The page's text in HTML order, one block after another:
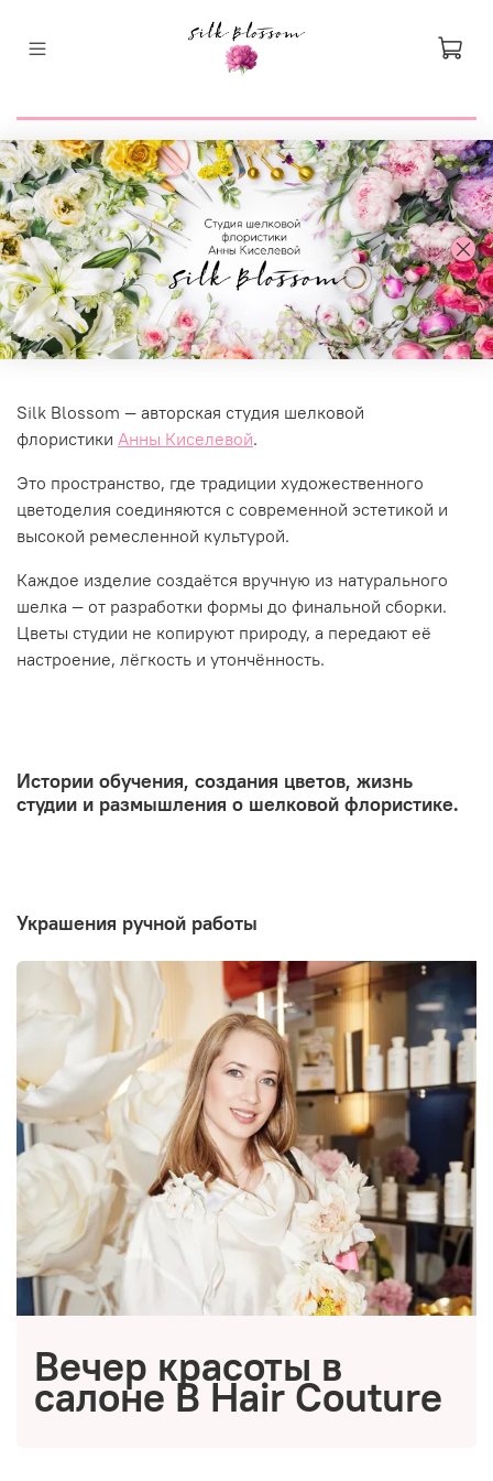
Silk Blossom — авторская студия шелковой
флористики Анны Киселевой.
Это пространство, где традиции художественного
цветоделия соединяются с современной эстетикой и
высокой ремесленной культурой.
Каждое изделие создаётся вручную из натурального
шелка — от разработки формы до финальной сборки.
Цветы студии не копируют природу, а передают её
настроение, лёгкость и утончённость.
Истории обучения, создания цветов, жизнь
студии и размышления о шелковой флористике.
украшения ручной работы
Вечер красоты в
салоне B Hair Couture